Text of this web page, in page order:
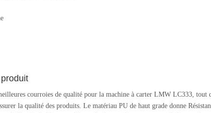
courroies de qualité pour la machine à carter LMW LC333,
la qualité des produits. Le matériau PU de haut grade donne